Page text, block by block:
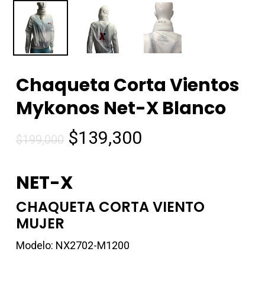
Chaqueta Corta Vientos
Mykonos Net-X Blanco
$199,000 $139,300
NET-X
CHAQUETA CORTA VIENTO
MUJER
Modelo: NX2702-M1200